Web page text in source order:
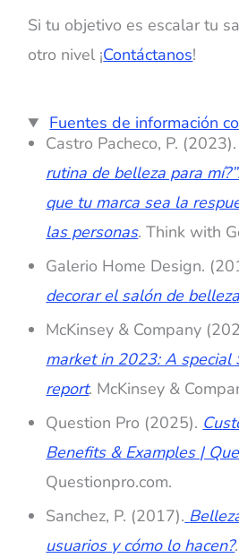
Si tu objetivo es escalar tu
otro nivel ¡Contáctanos!
Fuentes de información
Castro Pacheco, P. (2023).
rutina de belleza para
que tu marca sea la
las personas. Think with
Galerio Home Design.
decorar el salón de belleza
McKinsey & Company
market in 2023: A special
report. McKinsey &
Question Pro (2025).
Benefits & Examples |
Questionpro.com.
Sanchez, P. (2017).
usuarios y cómo lo hacen?.